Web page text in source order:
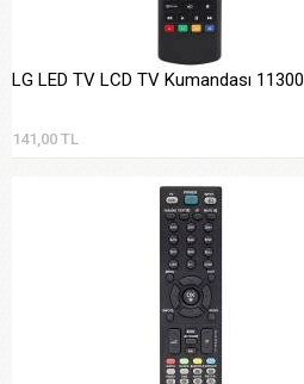
LG LED TV LCD TV Kumandası 11300
141,00 TL